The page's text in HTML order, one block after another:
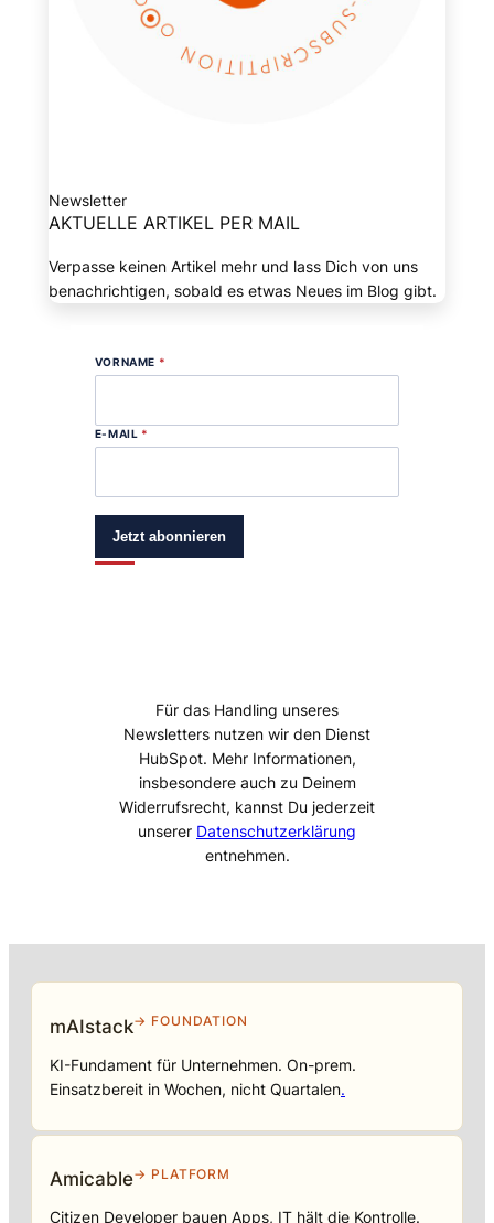
Newsletter
AKTUELLE ARTIKEL PER MAIL
Verpasse keinen Artikel mehr und lass Dich von uns
benachrichtigen, sobald es etwas Neues im Blog gibt.
VORNAME *
E-MAIL *
Jetzt abonnieren
Für das Handling unseres
Newsletters nutzen wir den Dienst
HubSpot. Mehr Informationen,
insbesondere auch zu Deinem
Widerrufsrecht, kannst Du jederzeit
unserer Datenschutzerklärung
entnehmen.
mAIstack→ FOUNDATION
KI-Fundament für Unternehmen. On-prem.
Einsatzbereit in Wochen, nicht Quartalen.
Amicable→ PLATFORM
Citizen Developer bauen Apps, IT hält die Kontrolle.